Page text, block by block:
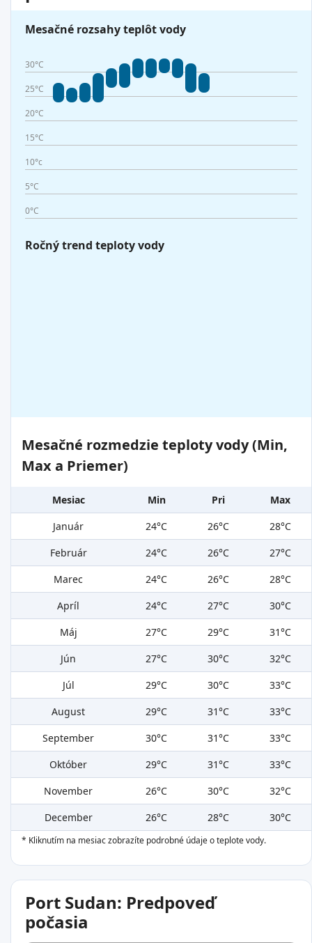
Mesačné rozsahy teplôt vody
30°C
25°C
20°C
15°C
10°c
5°C
0°C
Ročný trend teploty vody
Mesačné rozmedzie teploty vody (Min,
Max a Priemer)
Mesiac Min Pri
Max
Január
24°C 26°C
28°C
Február
24°C 26°C
27°C
Marec
24°C 26°C
28°C
Apríl
24°C 27°C
30°C
Máj
27°C 29°C
31°C
Jún
27°C 30°C
32°C
Júl
29°C 30°C
33°C
August
29°C 31°C
33°C
September
30°C 31°C
33°C
Október
29°C 31°C
33°C
November
26°C 30°C
32°C
December
26°C 28°C 30°C
* Kliknutím na mesiac zobrazíte podrobné údaje o teplote vody.
Port Sudan: Predpoveď
počasia